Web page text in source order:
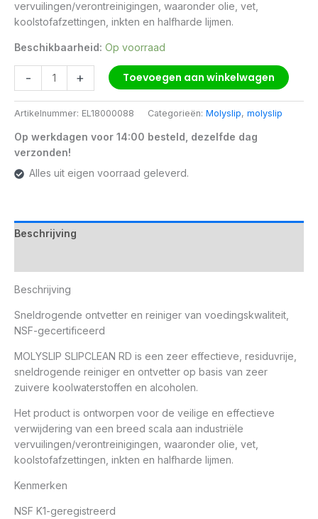
vervuilingen/verontreinigingen, waaronder olie, vet,
koolstofafzettingen, inkten en halfharde lijmen.
Beschikbaarheid: Op voorraad
- + Toevoegen aan winkelwagen
Artikelnummer: EL18000088 Categorieën: Molyslip, molyslip
Op werkdagen voor 14:00 besteld, dezelfde dag
verzonden!
Alles uit eigen voorraad geleverd.
Beschrijving
Beschrijving
Sneldrogende ontvetter en reiniger van voedingskwaliteit,
NSF-gecertificeerd
MOLYSLIP SLIPCLEAN RD is een zeer effectieve, residuvrije,
sneldrogende reiniger en ontvetter op basis van zeer
zuivere koolwaterstoffen en alcoholen.
Het product is ontworpen voor de veilige en effectieve
verwijdering van een breed scala aan industriële
vervuilingen/verontreinigingen, waaronder olie, vet,
koolstofafzettingen, inkten en halfharde lijmen.
Kenmerken
NSF K1-geregistreerd